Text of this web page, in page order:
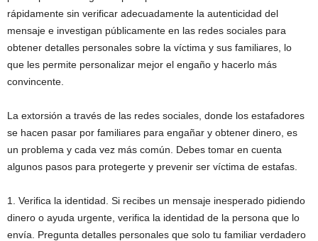
rápidamente sin verificar adecuadamente la autenticidad del
mensaje e investigan públicamente en las redes sociales para
obtener detalles personales sobre la víctima y sus familiares, lo
que les permite personalizar mejor el engaño y hacerlo más
convincente.
La extorsión a través de las redes sociales, donde los estafadores
se hacen pasar por familiares para engañar y obtener dinero, es
un problema y cada vez más común. Debes tomar en cuenta
algunos pasos para protegerte y prevenir ser víctima de estafas.
1. Verifica la identidad. Si recibes un mensaje inesperado pidiendo
dinero o ayuda urgente, verifica la identidad de la persona que lo
envía. Pregunta detalles personales que solo tu familiar verdadero